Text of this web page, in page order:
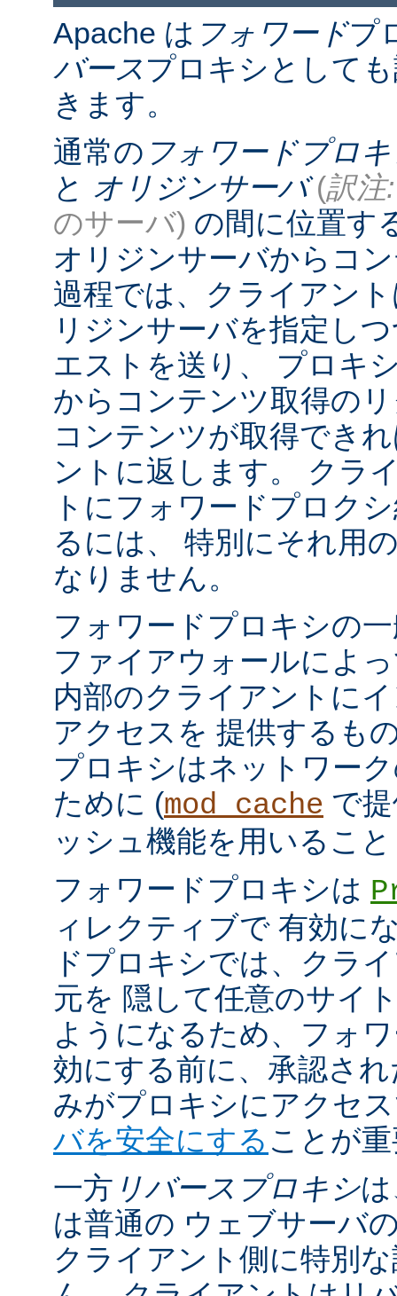
Apache は フォワードプ
バースプロキシとして
きます。
通常の フォワードプロ
と オリジンサーバ (訳注:
のサーバ) の間に位置す
オリジンサーバからコ
過程では、クライアン
リジンサーバを指定し
エストを送り、 プロキ
からコンテンツ取得の
コンテンツが取得でき
ントに返します。 クラ
トにフォワードプロク
るには、 特別にそれ用
なりません。
フォワードプロキシの
ファイアウォールによ
内部のクライアントに
アクセスを 提供するも
プロキシはネットワー
ために (mod_cache で
ッシュ機能を用いるこ
フォワードプロキシは
ィレクティブで 有効に
ドプロキシでは、クラ
元を 隠して任意のサイ
ようになるため、フォ
効にする前に、承認さ
みがプロキシにアクセ
バを安全にする ことが
一方 リバースプロキシ
は普通の ウェブサーバ
クライアント側に特別